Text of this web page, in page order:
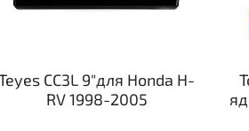
CC3L 9"для Honda H-
RV 1998-2005